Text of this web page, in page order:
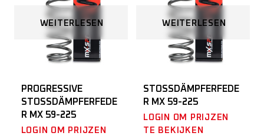
WEITERLESEN
PROGRESSIVE
STOSSDÄMPFERFEDER
MX 59-225
LOGIN OM PRIJZEN
WEITERLESEN
STOSSDÄMPFERFEDER
MX 59-225
LOGIN OM PRIJZEN
TE BEKIJKEN